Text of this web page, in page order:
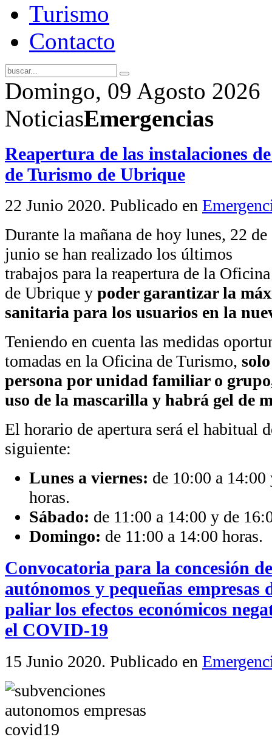
Turismo
Contacto
Domingo, 09 Agosto 2026
NoticiasEmergencias
Reapertura de las instalaciones
de Turismo de Ubrique
22 Junio 2020. Publicado en
Durante la mañana de hoy lunes, 22 de
junio se han realizado los últimos
trabajos para la reapertura de la
de Ubrique y poder garantizar la
sanitaria para los usuarios en la
Teniendo en cuenta las medidas
tomadas en la Oficina de Turismo,
persona por unidad familiar o
uso de la mascarilla y habrá gel de
El horario de apertura será el habitual
siguiente:
Lunes a viernes: de 10:00 a
horas.
Sábado: de 11:00 a 14:00 y de
Domingo: de 11:00 a 14:00 horas.
Convocatoria para la concesión
autónomos y pequeñas
paliar los efectos económicos
el COVID-19
15 Junio 2020. Publicado en